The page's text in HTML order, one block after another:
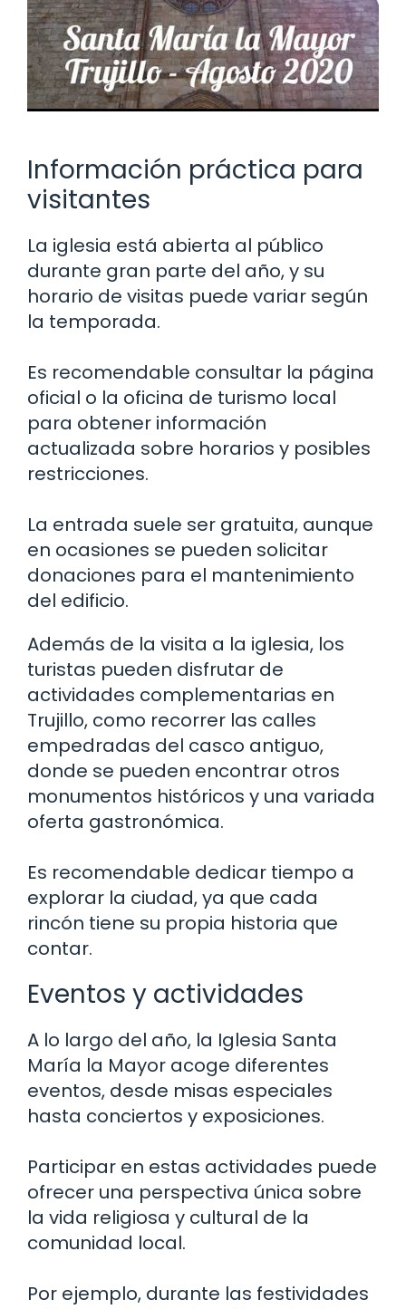
Información práctica para
visitantes
La iglesia está abierta al público
durante gran parte del año, y su
horario de visitas puede variar según
la temporada.
Es recomendable consultar la página
oficial o la oficina de turismo local
para obtener información
actualizada sobre horarios y posibles
restricciones.
La entrada suele ser gratuita, aunque
en ocasiones se pueden solicitar
donaciones para el mantenimiento
del edificio.
Además de la visita a la iglesia, los
turistas pueden disfrutar de
actividades complementarias en
Trujillo, como recorrer las calles
empedradas del casco antiguo,
donde se pueden encontrar otros
monumentos históricos y una variada
oferta gastronómica.
Es recomendable dedicar tiempo a
explorar la ciudad, ya que cada
rincón tiene su propia historia que
contar.
Eventos y actividades
A lo largo del año, la Iglesia Santa
María la Mayor acoge diferentes
eventos, desde misas especiales
hasta conciertos y exposiciones.
Participar en estas actividades puede
ofrecer una perspectiva única sobre
la vida religiosa y cultural de la
comunidad local.
Por ejemplo, durante las festividades